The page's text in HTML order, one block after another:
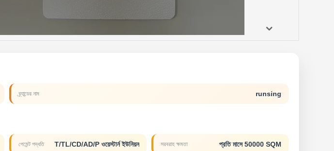
ব্র্যান্ডের নাম runsing
পেমেন্ট পদ্ধতি T/TL/CD/AD/P ওয়েস্টার্ন ইউনিয়ন সরবরাহ ক্ষমতা প্রতি মাসে 50000 SQM